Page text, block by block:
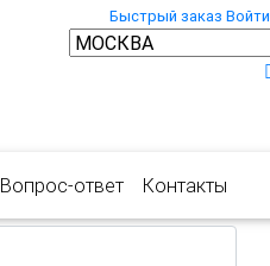
Быстрый заказ Войти
Вопрос-ответ Контакты